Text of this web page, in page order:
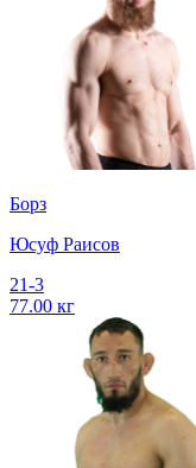
Борз
Юсуф Раисов
21-3
77.00 кг